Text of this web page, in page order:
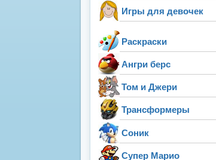
Игры для девочек
Раскраски
Ангри берс
Том и Джери
Трансформеры
Соник
Супер Марио